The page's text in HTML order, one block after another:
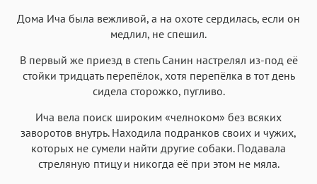
Дома Ича была вежливой, а на охоте сердилась, если он
медлил, не спешил.
В первый же приезд в степь Санин настрелял из-под её
стойки тридцать перепёлок, хотя перепёлка в тот день
сидела сторожко, пугливо.
Ича вела поиск широким «челноком» без всяких
заворотов внутрь. Находила подранков своих и чужих,
которых не сумели найти другие собаки. Подавала
стреляную птицу и никогда её при этом не мяла.